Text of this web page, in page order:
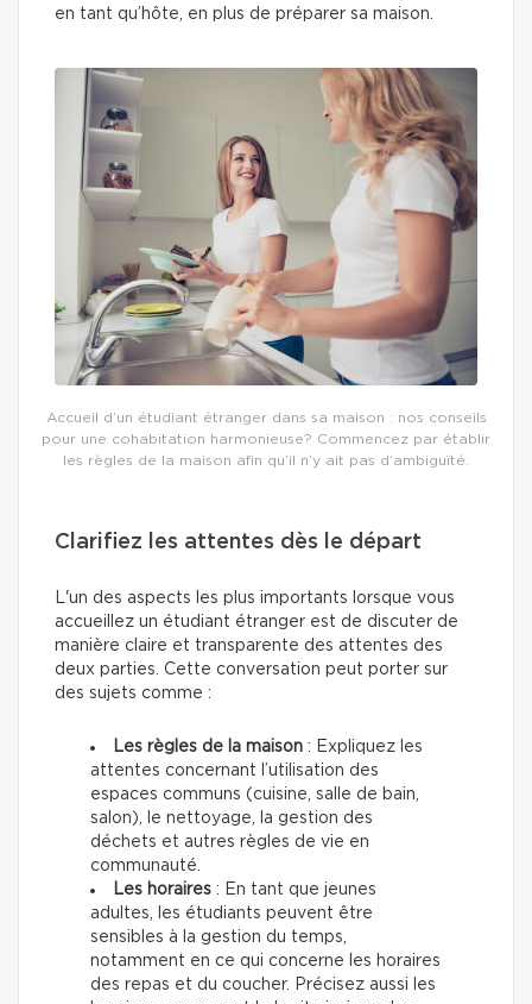
en tant qu’hôte, en plus de préparer sa maison.
Accueil d’un étudiant étranger dans sa maison : nos conseils
pour une cohabitation harmonieuse? Commencez par établir
les règles de la maison afin qu’il n’y ait pas d’ambiguïté.
Clarifiez les attentes dès le départ
L'un des aspects les plus importants lorsque vous
accueillez un étudiant étranger est de discuter de
manière claire et transparente des attentes des
deux parties. Cette conversation peut porter sur
des sujets comme :
Les règles de la maison : Expliquez les
attentes concernant l’utilisation des
espaces communs (cuisine, salle de bain,
salon), le nettoyage, la gestion des
déchets et autres règles de vie en
communauté.
Les horaires : En tant que jeunes
adultes, les étudiants peuvent être
sensibles à la gestion du temps,
notamment en ce qui concerne les horaires
des repas et du coucher. Précisez aussi les